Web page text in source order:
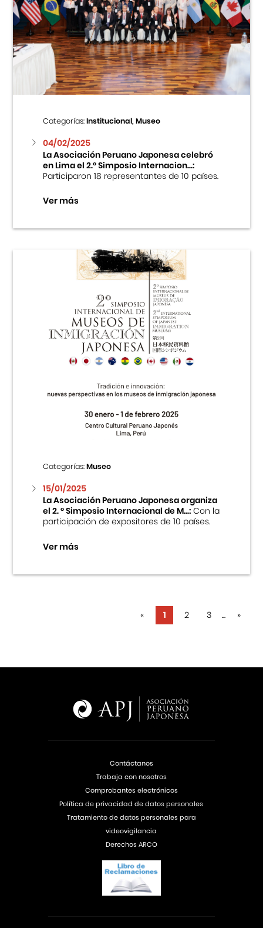
Categorías:Institucional, Museo
04/02/2025
La Asociación Peruano Japonesa celebró
en Lima el 2.º Simposio Internacion...:
Participaron 18 representantes de 10 países.
Ver más
Categorías:Museo
15/01/2025
La Asociación Peruano Japonesa organiza
el 2. ° Simposio Internacional de M...:Con la
participación de expositores de 10 países.
Ver más
« 1 2 3 ... »
Contáctanos
Trabaja con nosotros
Comprobantes electrónicos
Política de privacidad de datos personales
Tratamiento de datos personales para
videovigilancia
Derechos ARCO